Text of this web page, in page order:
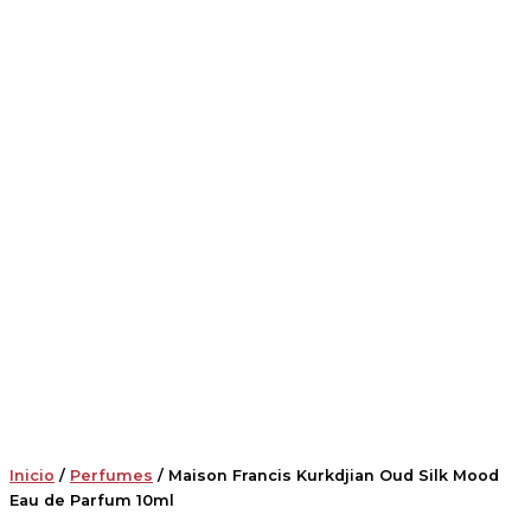
Inicio / Perfumes / Maison Francis Kurkdjian Oud Silk Mood
Eau de Parfum 10ml